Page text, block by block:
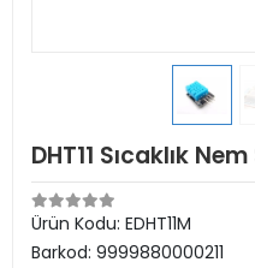
DHT11 Sıcaklık
Ürün Kodu: EDHT11M
Barkod: 9999880000211